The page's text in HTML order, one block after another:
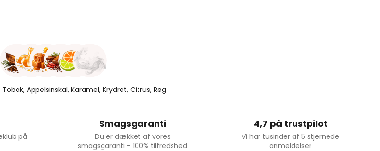
Tobak, Appelsinskal, Karamel, Krydret, Citrus, Røg
på
Smagsgaranti
Du er dækket af vores
smagsgaranti - 100% tilfredshed
4,7 på trustpilot
Vi har tusinder af 5 stjernede
anmeldelser